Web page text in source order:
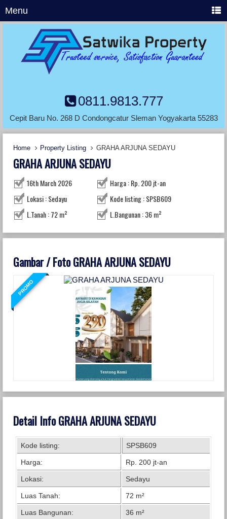
Menu
0811.9813.777
Cepit Baru No. 268 D Condongcatur Sleman Yogyakarta 55283
Home Property Listing GRAHA ARJUNA SEDAYU
GRAHA ARJUNA SEDAYU
16th March 2026
Harga : Rp. 200 jt-an
Lokasi : Sedayu
Kode listing : SPSB609
L.Tanah : 72 m²
L.Bangunan : 36 m²
Gambar / Foto GRAHA ARJUNA SEDAYU
PROMO
Detail Info GRAHA ARJUNA SEDAYU
Kode listing: SPSB609
Harga: Rp. 200 jt-an
Lokasi: Sedayu
Luas Tanah: 72 m²
Luas Bangunan: 36 m²